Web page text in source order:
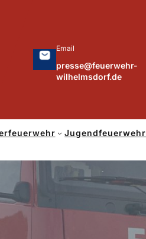
Email
presse@feuerwehr-
wilhelmsdorf.de
Jugendfeuerwehr